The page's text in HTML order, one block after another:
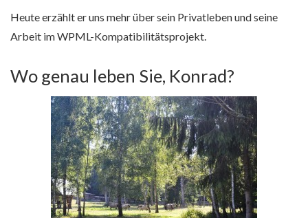
Heute erzählt er uns mehr über sein Privatleben und seine
Arbeit im WPML-Kompatibilitätsprojekt.
Wo genau leben Sie, Konrad?